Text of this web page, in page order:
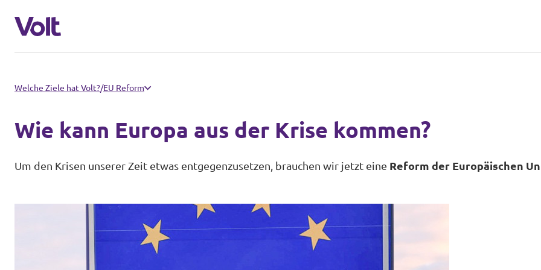
Volt in Thüringen
Lokale Teams
Volt in Deutschland
Volt in deinem Bundesland
Volt Deutschland Merchandise Shop
Welche Ziele hat Volt?/EU Reform
Wie kann Europa aus der Krise kommen?
Um den Krisen unserer Zeit etwas entgegenzusetzen, brauchen wir jetzt eine Reform der Europäischen